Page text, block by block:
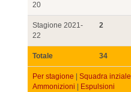
20
Stagione 2021-
22
2
Totale 34
Per stagione Squadra inziale
Ammonizioni
Espulsioni